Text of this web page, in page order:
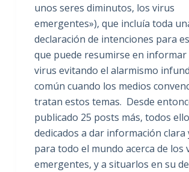
unos seres diminutos, los virus
emergentes»), que incluía toda
declaración de intenciones para
que puede resumirse en informar
virus evitando el alarmismo
común cuando los medios
tratan estos temas. Desde
publicado 25 posts más, todos
dedicados a dar información clara
para todo el mundo acerca de los
emergentes, y a situarlos en su